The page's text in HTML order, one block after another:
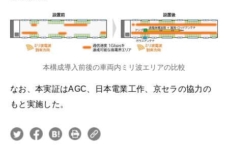
本構成導入前後の車両内ミリ波エリアの比較
なお、本実証はAGC、日本電業工作、京セラの協力の
もと実施した。